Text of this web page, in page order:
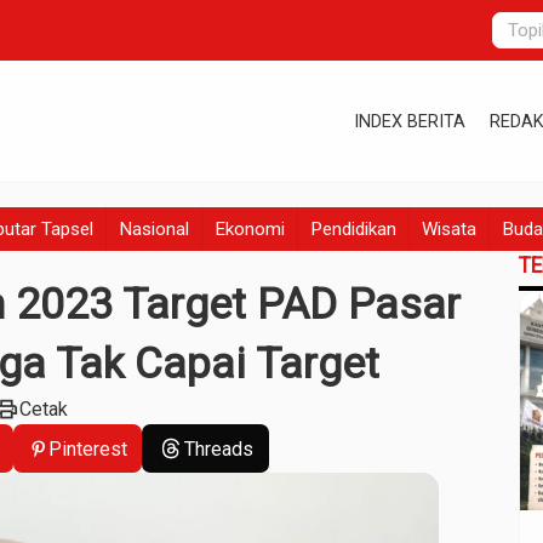
INDEX BERITA
Tapsel Nasional Ekonomi Pendidikan Wisata
2023 Target PAD Pasar
Tak Capai Target
Cetak
Pinterest Threads